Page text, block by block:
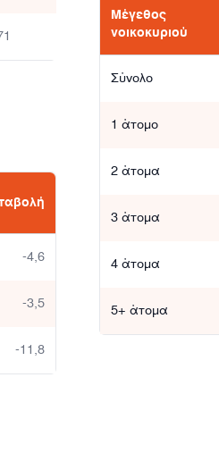
-4,6
-3,5
-11,8
Μέγεθος
νοικοκυριού
Σύνολο
1 άτομο
2 άτομα
3 άτομα
4 άτομα
5+ άτομα